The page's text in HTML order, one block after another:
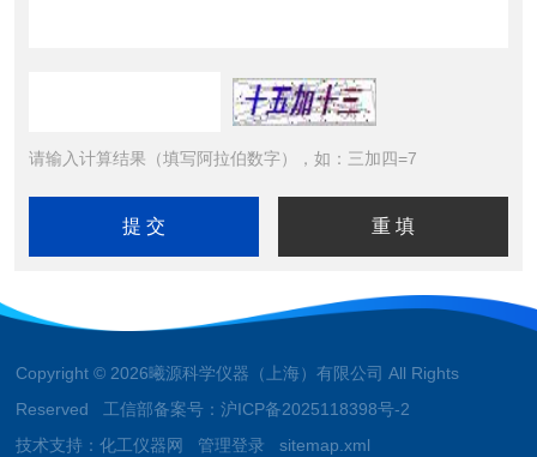
请输入计算结果（填写阿拉伯数字），如：三加四=7
Copyright © 2026曦源科学仪器（上海）有限公司 All Rights
Reserved 工信部备案号：沪ICP备2025118398号-2
技术支持：化工仪器网 管理登录 sitemap.xml